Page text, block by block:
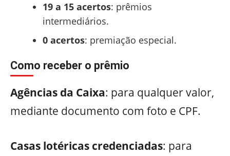
19 a 15 acertos: prêmios
intermediários.
0 acertos: premiação especial.
Como receber o prêmio
Agências da Caixa: para qualquer valor,
mediante documento com foto e CPF.
Casas lotéricas credenciadas: para